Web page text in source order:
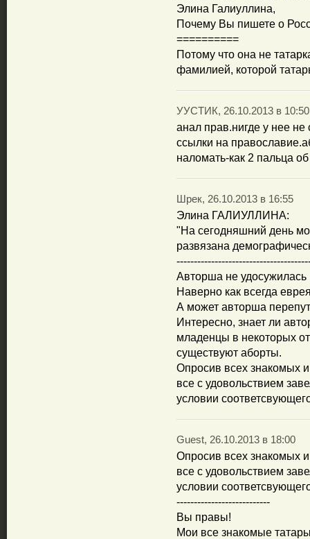
Элина Галиуллина,
Почему Вы пишете о
==========
Потому что она не
фамилией, которой
УУСТИК, 26.10.2013 в 10:50
анал прав.нигде у нее не
ссылки на
наломать-как 2 пальца
Шрек, 26.10.2013 в 16:55
Элина ГАЛИУЛЛИНА:
"На сегодняшний день
развязана
Авторша не удосужилась
Наверно как всегда
А может авторша
Интересно, знает ли
младенцы в некоторых
существуют аборты.
Опросив всех знакомых
все с удовольствием
условии
Guest, 26.10.2013 в 18:00
Опросив всех знакомых
все с удовольствием
условии
---------------------------
Вы правы!
Мои все знакомые